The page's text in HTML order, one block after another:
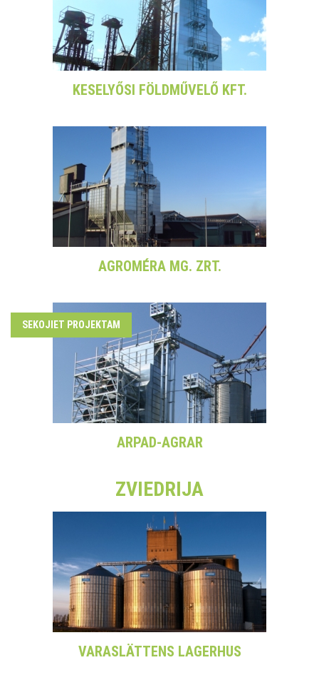
KESELYŐSI FÖLDMŰVELŐ KFT.
AGROMÉRA MG. ZRT.
SEKOJIET PROJEKTAM
ARPAD-AGRAR
ZVIEDRIJA
VARASLÄTTENS LAGERHUS